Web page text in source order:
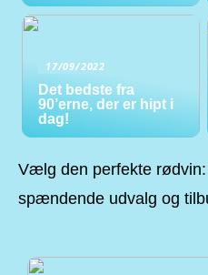
17/09/2022
Det bedste fra
90’erne, der er hipt i
dag!
Vælg den perfekte rødvin:
spændende udvalg og